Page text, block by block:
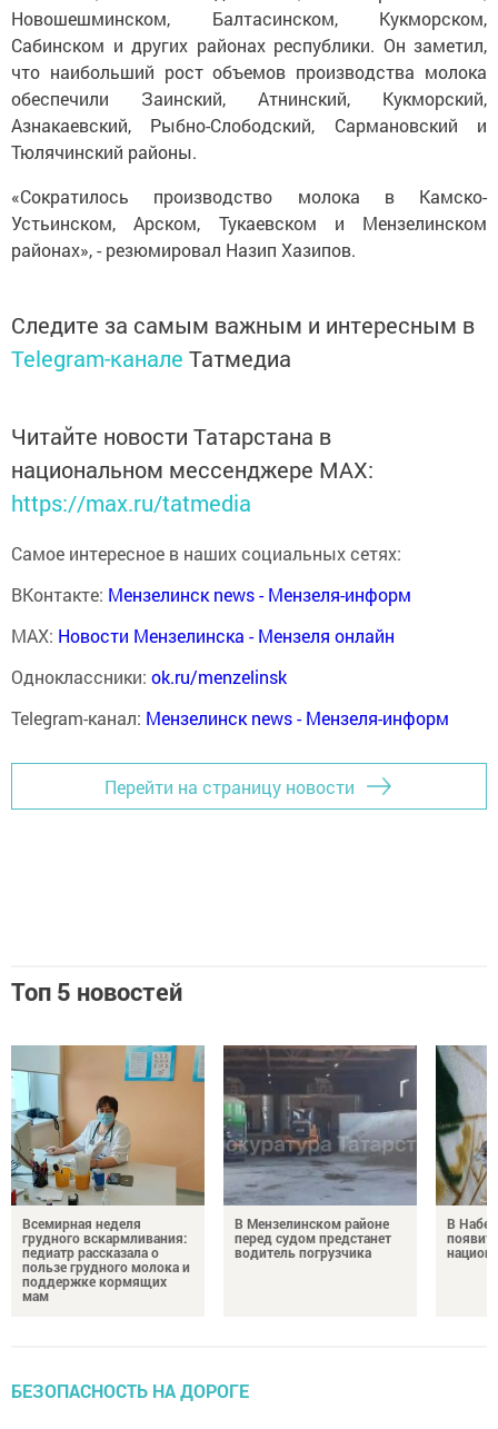
Новошешминском, Балтасинском, Кукморском,
Сабинском и других районах республики. Он заметил,
что наибольший рост объемов производства молока
обеспечили Заинский, Атнинский, Кукморский,
Азнакаевский, Рыбно-Слободский, Сармановский и
Тюлячинский районы.
«Сократилось производство молока в Камско-
Устьинском, Арском, Тукаевском и Мензелинском
районах», - резюмировал Назип Хазипов.
Следите за самым важным и интересным в
Telegram-канале Татмедиа
Читайте новости Татарстана в
национальном мессенджере MАХ:
https://max.ru/tatmedia
Самое интересное в наших социальных сетях:
ВКонтакте: Мензелинск news - Мензеля-информ
MAX: Новости Мензелинска - Мензеля онлайн
Одноклассники: ok.ru/menzelinsk
Telegram-канал: Мензелинск news - Мензеля-информ
Перейти на страницу новости
Топ 5 новостей
Всемирная неделя
грудного вскармливания:
педиатр рассказала о
пользе грудного молока и
поддержке кормящих
мам
В Мензелинском районе
перед судом предстанет
водитель погрузчика
В
БЕЗОПАСНОСТЬ НА ДОРОГЕ